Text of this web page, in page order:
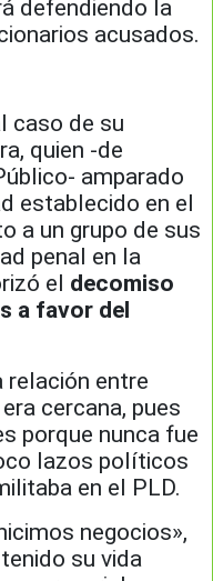
defendiendo la
acusados.
caso de su
quien -de
amparado
establecido en el
a un grupo de sus
penal en la
el decomiso
a favor del
relación entre
cercana, pues
porque nunca fue
lazos políticos
en el PLD.
negocios»,
su vida